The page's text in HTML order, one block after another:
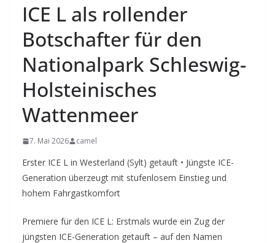
ICE L als rollender
Botschafter für den
Nationalpark Schleswig-
Holsteinisches
Wattenmeer
7. Mai 2026 camel
Erster ICE L in Westerland (Sylt) getauft • Jüngste ICE-
Generation überzeugt mit stufenlosem Einstieg und
hohem Fahrgastkomfort
Premiere für den ICE L: Erstmals wurde ein Zug der
jüngsten ICE-Generation getauft – auf den Namen